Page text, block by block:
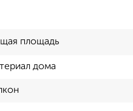
площадь
дома